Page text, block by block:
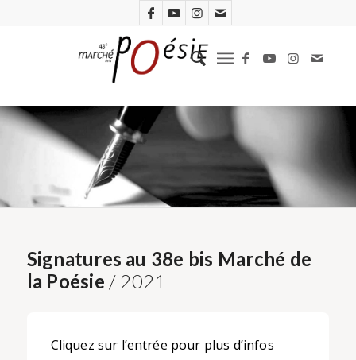
Signatures au 38e bis Marché de
la Poésie / 2021
Cliquez sur l’entrée pour plus d’infos